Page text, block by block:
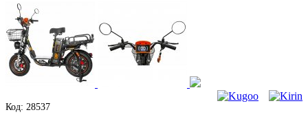
Код: 28537